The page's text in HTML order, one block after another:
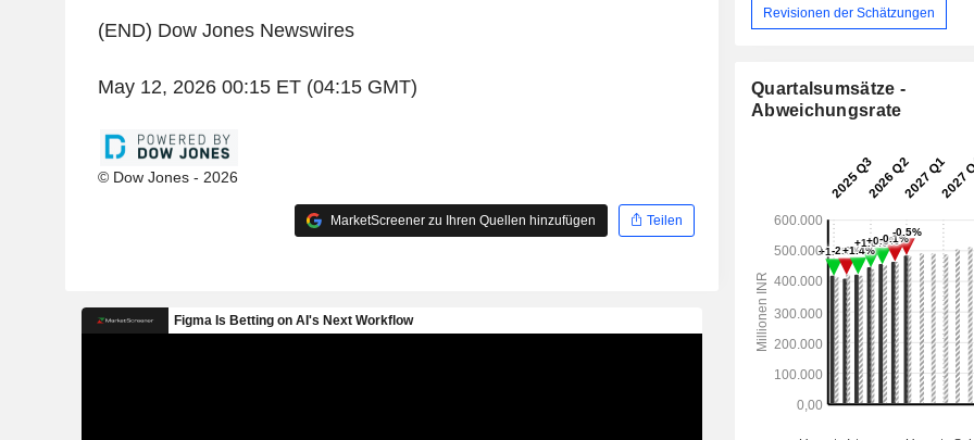
(END) Dow Jones Newswires
May 12, 2026 00:15 ET (04:15 GMT)
© Dow Jones - 2026
MarketScreener zu Ihren Quellen hinzufügen Teilen
Revisionen der Schätzungen
Quartalsumsätze -
Abweichungsrate